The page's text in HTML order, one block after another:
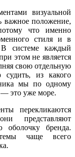
визуальной
важное положение,
что именно
стиля и в
системе каждый
этом не является
свою отдельную
из какого
мы по одному
— это уже море.
перекликаются
представляют
бренда.
чаще всего